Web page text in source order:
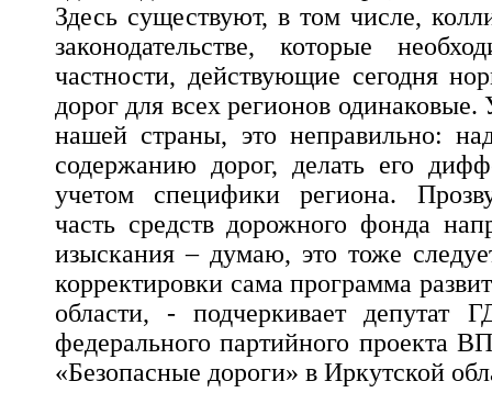
Здесь существуют, в том числе,
законодательстве, которые
частности, действующие сегодня
дорог для всех регионов
нашей страны, это неправильно:
содержанию дорог, делать его
учетом специфики региона.
часть средств дорожного фонда
изыскания – думаю, это тоже
корректировки сама программа
области, - подчеркивает депутат
федерального партийного проекта
«Безопасные дороги» в Иркутской